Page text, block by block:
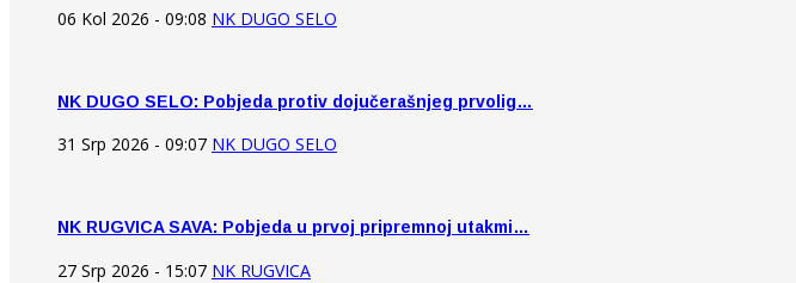
06 Kol 2026 - 09:08 NK DUGO SELO
NK DUGO SELO: Pobjeda protiv dojučerašnjeg prvolig…
31 Srp 2026 - 09:07 NK DUGO SELO
NK RUGVICA SAVA: Pobjeda u prvoj pripremnoj utakmi…
27 Srp 2026 - 15:07 NK RUGVICA